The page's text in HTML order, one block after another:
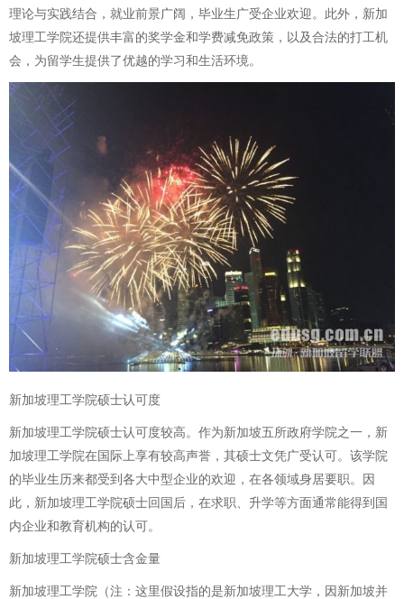
理论与实践结合，就业前景广阔，毕业生广受企业欢迎。此外，新加
坡理工学院还提供丰富的奖学金和学费减免政策，以及合法的打工机
会，为留学生提供了优越的学习和生活环境。
新加坡理工学院硕士认可度
新加坡理工学院硕士认可度较高。作为新加坡五所政府学院之一，新
加坡理工学院在国际上享有较高声誉，其硕士文凭广受认可。该学院
的毕业生历来都受到各大中型企业的欢迎，在各领域身居要职。因
此，新加坡理工学院硕士回国后，在求职、升学等方面通常能得到国
内企业和教育机构的认可。
新加坡理工学院硕士含金量
新加坡理工学院（注：这里假设指的是新加坡理工大学，因新加坡并